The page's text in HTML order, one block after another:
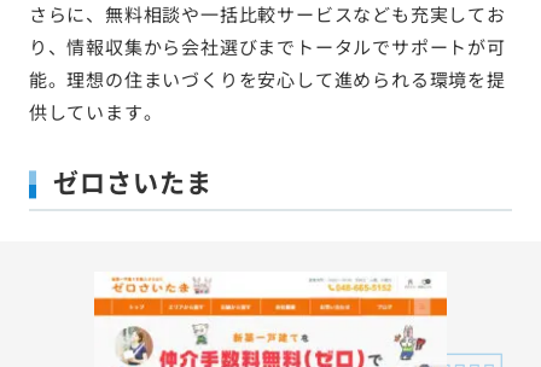
さらに、無料相談や一括比較サービスなども充実してお
り、情報収集から会社選びまでトータルでサポートが可
能。理想の住まいづくりを安心して進められる環境を提
供しています。
ゼロさいたま